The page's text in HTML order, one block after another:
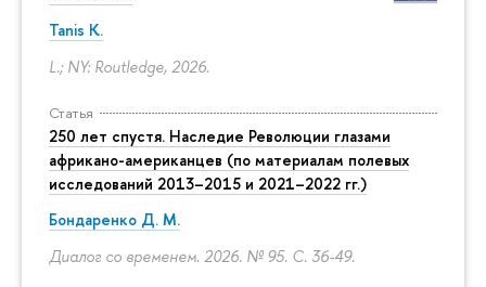
Tanis K.
L.; NY: Routledge, 2026.
Статья
250 лет спустя. Наследие Революции глазами
африкано-американцев (по материалам полевых
исследований 2013–2015 и 2021–2022 гг.)
Бондаренко Д. М.
Диалог со временем. 2026. № 95. С. 36-49.